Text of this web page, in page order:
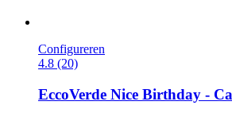
Configureren
4.8 (20)
EccoVerde Nice Birthday -​